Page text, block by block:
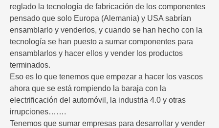
reglado la tecnología de fabricación de los componentes
pensado que solo Europa (Alemania) y USA sabrían
ensamblarlo y venderlos, y cuando se han hecho con la
tecnología se han puesto a sumar componentes para
ensamblarlos y hacer ellos y vender los productos
terminados.
Eso es lo que tenemos que empezar a hacer los vascos
ahora que se está rompiendo la baraja con la
electrificación del automóvil, la industria 4.0 y otras
irrupciones…….
Tenemos que sumar empresas para desarrollar y vender